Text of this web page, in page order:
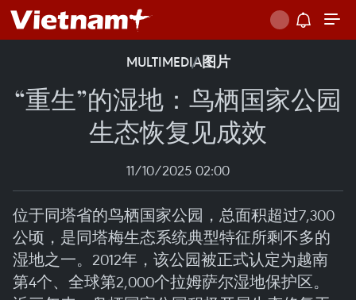
MULTIMEDIA图片
“重生”的湿地：鸟栖国家公园
生态恢复见成效
11/10/2025 02:00
位于同塔省的鸟栖国家公园，总面积超过7,300
公顷，是同塔梅生态系统典型特征所剩不多的
湿地之一。2012年，该公园被正式认定为越南
第4个、全球第2,000个拉姆萨尔湿地保护区。